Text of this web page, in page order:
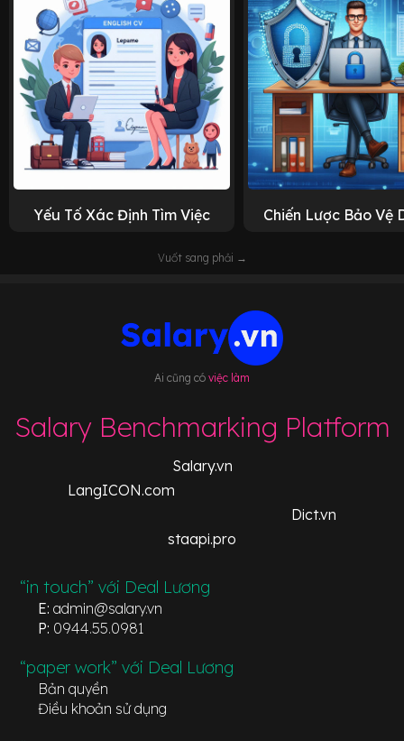
Yếu Tố Xác Định Tìm Việc Chiến Lược Bảo Vệ
Vuốt sang phải →
Ai cũng có việc làm
Salary Benchmarking Platform
Salary.vn
LangICON.com
Dict.vn
staapi.pro
“in touch” với Deal Lương
E: admin@salary.vn
P: 0944.55.0981
“paper work” với Deal Lương
Bản quyền
Điều khoản sử dụng